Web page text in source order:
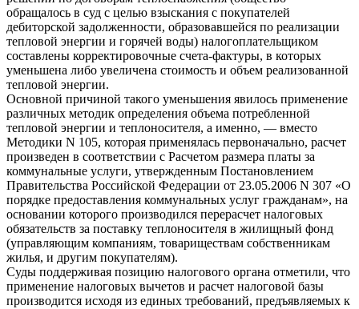
обращалось в суд с целью взыскания с покупателей
дебиторской задолженности, образовавшейся по реализации
тепловой энергии и горячей воды) налогоплательщиком
составлены корректировочные счета-фактуры, в которых
уменьшена либо увеличена стоимость и объем реализованной
тепловой энергии.
Основной причиной такого уменьшения явилось применение
различных методик определения объема потребленной
тепловой энергии и теплоносителя, а именно, — вместо
Методики N 105, которая применялась первоначально, расчет
произведен в соответствии с Расчетом размера платы за
коммунальные услуги, утвержденным Постановлением
Правительства Российской Федерации от 23.05.2006 N 307 «О
порядке предоставления коммунальных услуг гражданам», на
основании которого производился перерасчет налоговых
обязательств за поставку теплоносителя в жилищный фонд
(управляющим компаниям, товариществам собственникам
жилья, и другим покупателям).
Суды поддерживая позицию налогового органа отметили, что
применение налоговых вычетов и расчет налоговой базы
производится исходя из единых требований, предъявляемых к